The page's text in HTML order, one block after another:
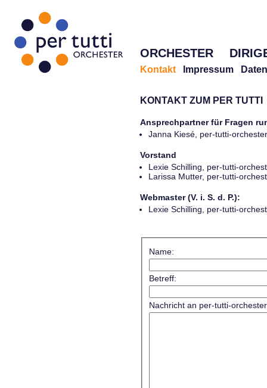
ORCHESTER
Kontakt Impressum
KONTAKT ZUM PER TUTTI
Ansprechpartner für Fragen
Janna Kiesé, per-tutti-
Vorstand
Lexie Schilling, per-tutti-
Larissa Mutter, per-tutti-
Webmaster (V. i. S. d. P.):
Lexie Schilling, per-tutti-
Name:
Betreff:
Nachricht an per-tutti-